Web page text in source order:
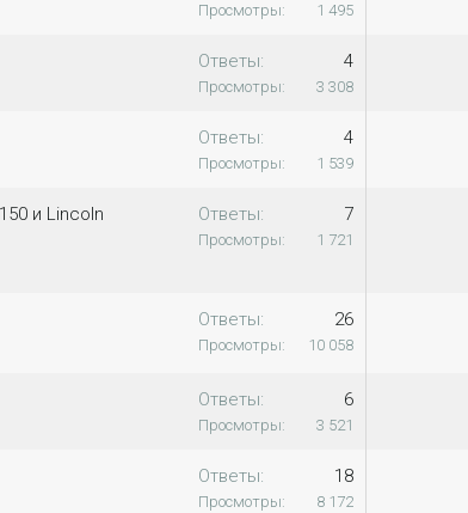
Просмотры 1 495
Ответы 4
Просмотры 3 308
Ответы 4
Просмотры 1 539
и Lincoln
Ответы 7
Просмотры 1 721
Ответы 26
Просмотры 10 058
Ответы 6
Просмотры 3 521
Ответы 18
Просмотры 8 172